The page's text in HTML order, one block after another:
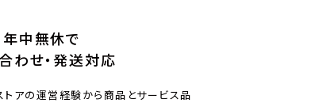
年中無休で
わせ・発送対応
アの運営経験から商品とサービス品